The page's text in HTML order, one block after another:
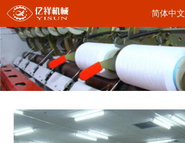
YX208
半
纺
梳
理
机
简体中文